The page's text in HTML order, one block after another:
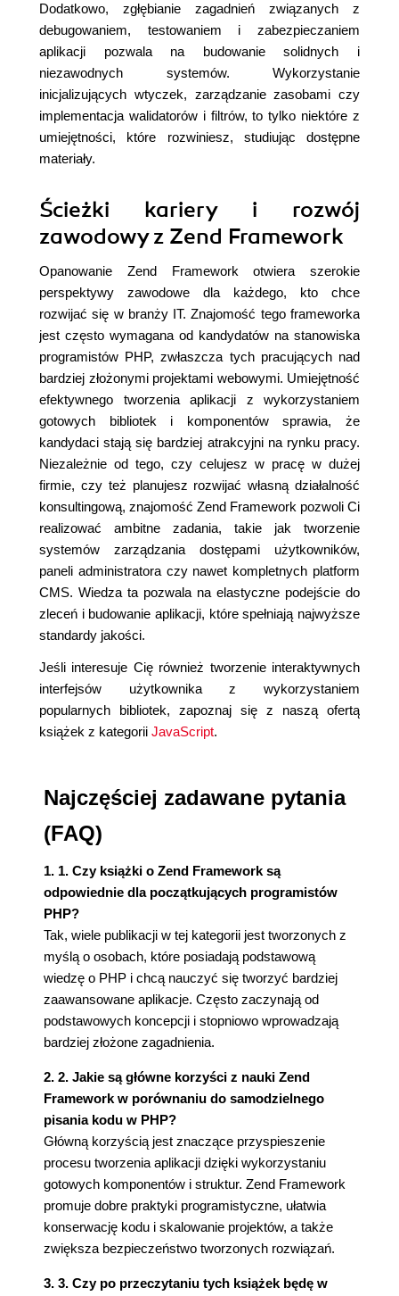
Dodatkowo, zgłębianie zagadnień związanych z
debugowaniem, testowaniem i zabezpieczaniem
aplikacji pozwala na budowanie solidnych i
niezawodnych systemów. Wykorzystanie
inicjalizujących wtyczek, zarządzanie zasobami czy
implementacja walidatorów i filtrów, to tylko niektóre z
umiejętności, które rozwiniesz, studiując dostępne
materiały.
Ścieżki kariery i rozwój
zawodowy z Zend Framework
Opanowanie Zend Framework otwiera szerokie
perspektywy zawodowe dla każdego, kto chce
rozwijać się w branży IT. Znajomość tego frameworka
jest często wymagana od kandydatów na stanowiska
programistów PHP, zwłaszcza tych pracujących nad
bardziej złożonymi projektami webowymi. Umiejętność
efektywnego tworzenia aplikacji z wykorzystaniem
gotowych bibliotek i komponentów sprawia, że
kandydaci stają się bardziej atrakcyjni na rynku pracy.
Niezależnie od tego, czy celujesz w pracę w dużej
firmie, czy też planujesz rozwijać własną działalność
konsultingową, znajomość Zend Framework pozwoli Ci
realizować ambitne zadania, takie jak tworzenie
systemów zarządzania dostępami użytkowników,
paneli administratora czy nawet kompletnych platform
CMS. Wiedza ta pozwala na elastyczne podejście do
zleceń i budowanie aplikacji, które spełniają najwyższe
standardy jakości.
Jeśli interesuje Cię również tworzenie interaktywnych
interfejsów użytkownika z wykorzystaniem
popularnych bibliotek, zapoznaj się z naszą ofertą
książek z kategorii JavaScript.
Najczęściej zadawane pytania
(FAQ)
1. 1. Czy książki o Zend Framework są
odpowiednie dla początkujących programistów
PHP?
Tak, wiele publikacji w tej kategorii jest tworzonych z
myślą o osobach, które posiadają podstawową
wiedzę o PHP i chcą nauczyć się tworzyć bardziej
zaawansowane aplikacje. Często zaczynają od
podstawowych koncepcji i stopniowo wprowadzają
bardziej złożone zagadnienia.
2. 2. Jakie są główne korzyści z nauki Zend
Framework w porównaniu do samodzielnego
pisania kodu w PHP?
Główną korzyścią jest znaczące przyspieszenie
procesu tworzenia aplikacji dzięki wykorzystaniu
gotowych komponentów i struktur. Zend Framework
promuje dobre praktyki programistyczne, ułatwia
konserwację kodu i skalowanie projektów, a także
zwiększa bezpieczeństwo tworzonych rozwiązań.
3. 3. Czy po przeczytaniu tych książek będę w